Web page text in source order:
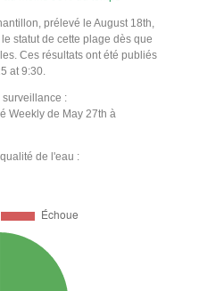
prélevé le August 18th,
statut de cette plage dès que
Ces résultats ont été publiés
at 9:30.
surveillance :
Weekly de May 27th à
de l'eau :